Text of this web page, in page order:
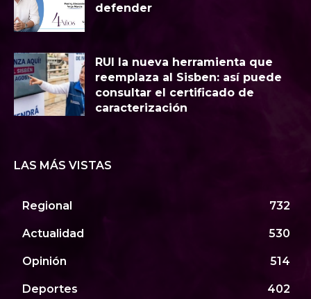
defender
RUI la nueva herramienta que
reemplaza al Sisben: así puede
consultar el certificado de
caracterización
LAS MÁS VISTAS
Regional 732
Actualidad 530
Opinión 514
Deportes 402